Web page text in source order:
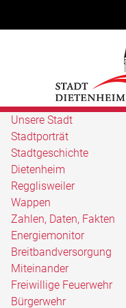
Unsere Stadt
Stadtporträt
Stadtgeschichte
Dietenheim
Regglisweiler
Wappen
Zahlen, Daten, Fakten
Energiemonitor
Breitbandversorgung
Miteinander
Freiwillige Feuerwehr
Bürgerwehr